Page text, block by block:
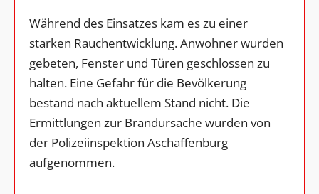
Während des Einsatzes kam es zu einer
starken Rauchentwicklung. Anwohner wurden
gebeten, Fenster und Türen geschlossen zu
halten. Eine Gefahr für die Bevölkerung
bestand nach aktuellem Stand nicht. Die
Ermittlungen zur Brandursache wurden von
der Polizeiinspektion Aschaffenburg
aufgenommen.